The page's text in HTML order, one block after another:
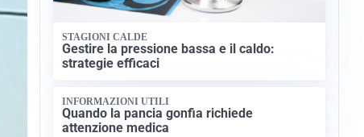
STAGIONI CALDE
Gestire la pressione bassa e il caldo:
strategie efficaci
INFORMAZIONI UTILI
Quando la pancia gonfia richiede
attenzione medica